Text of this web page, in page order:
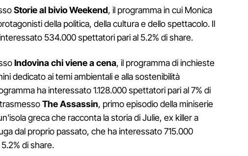
Storie al bivio Weekend, il programma in cui Monica
della politica, della cultura e dello spettacolo. Il
534.000 spettatori pari al 5.2% di share.
Indovina chi viene a cena, il programma di inchieste
dedicato ai temi ambientali e alla sostenibilità
ha interessato 1.128.000 spettatori pari al 7% di
The Assassin, primo episodio della miniserie
greca che racconta la storia di Julie, ex killer a
dal proprio passato, che ha interessato 715.000
di share.